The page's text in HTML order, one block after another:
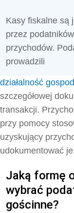
Kasy fiskalne są
przez
przychodów.
prowadzili
działalność
szczegółowej
transakcji.
przy pomocy
uzyskujący
udokumentować
Jaką formę
wybrać
gościnne?